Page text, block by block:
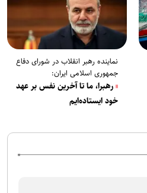
نماینده رهبر انقلاب در شورای دفاع
جمهوری اسلامی ایران:
رهبرا، ما تا آخرین نفس بر عهد
خود ایستاده‌ایم